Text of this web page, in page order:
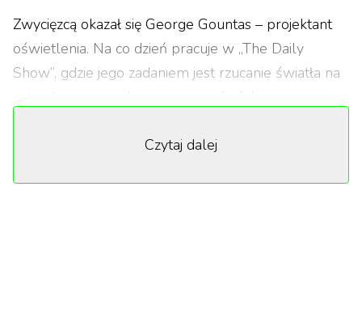
Zwycięzcą okazał się George Gountas – projektant
oświetlenia. Na co dzień pracuje w „The Daily
Show”, gdzie jego zadaniem jest rzucanie światła na
najważniejsze wydarzenia amerykańskiej sceny
znalazł się w świetle reflektorów.
Czytaj dalej